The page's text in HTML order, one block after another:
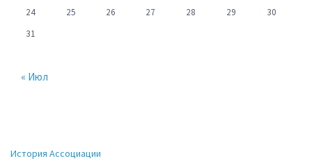
24
25 26 27 28 29
30
31
« Июл
История Ассоциации